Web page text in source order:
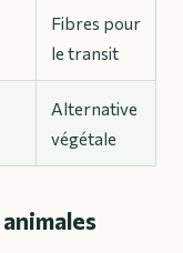
Fibres pour
le transit
Alternative
végétale